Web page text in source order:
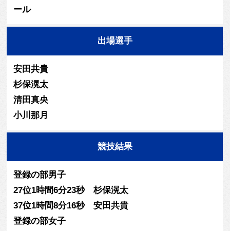
ール
出場選手
安田共貴
杉保滉太
清田真央
小川那月
競技結果
登録の部男子
27位1時間6分23秒 杉保滉太
37位1時間8分16秒 安田共貴
登録の部女子